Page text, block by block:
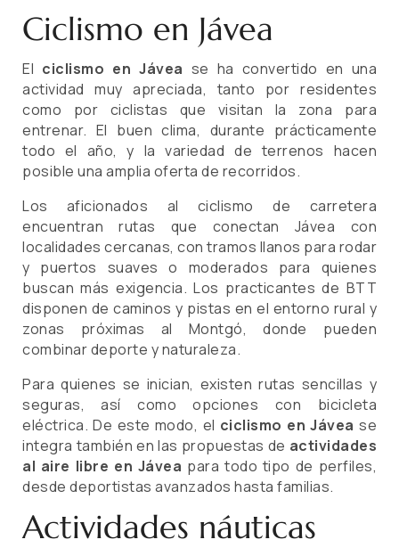
Ciclismo en Jávea
El ciclismo en Jávea se ha convertido en una
actividad muy apreciada, tanto por residentes
como por ciclistas que visitan la zona para
entrenar. El buen clima, durante prácticamente
todo el año, y la variedad de terrenos hacen
posible una amplia oferta de recorridos.
Los aficionados al ciclismo de carretera
encuentran rutas que conectan Jávea con
localidades cercanas, con tramos llanos para rodar
y puertos suaves o moderados para quienes
buscan más exigencia. Los practicantes de BTT
disponen de caminos y pistas en el entorno rural y
zonas próximas al Montgó, donde pueden
combinar deporte y naturaleza.
Para quienes se inician, existen rutas sencillas y
seguras, así como opciones con bicicleta
eléctrica. De este modo, el ciclismo en Jávea se
integra también en las propuestas de actividades
al aire libre en Jávea para todo tipo de perfiles,
desde deportistas avanzados hasta familias.
Actividades náuticas